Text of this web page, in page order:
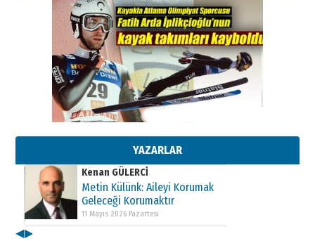
YAZARLAR
Kenan GÜLERCİ
Metin Külünk: Aileyi Korumak
11 Mayıs 2026 Pazartesi
Kenan GÜLERCİ
Metin Külünk: Aileyi Korumak
Geleceği Korumaktır
11 Mayıs 2026 Pazartesi
◀▶